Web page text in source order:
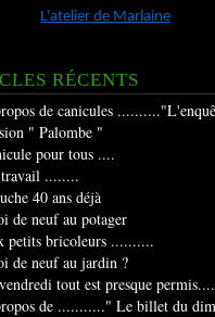
L'atelier de Marlaine
RÉCENTS
de canicules
" Palombe "
pour tous ....
........
40 ans déjà
de neuf au potager
petits bricoleurs ..........
de neuf au jardin ?
tout est presque
de ..........." Le billet du